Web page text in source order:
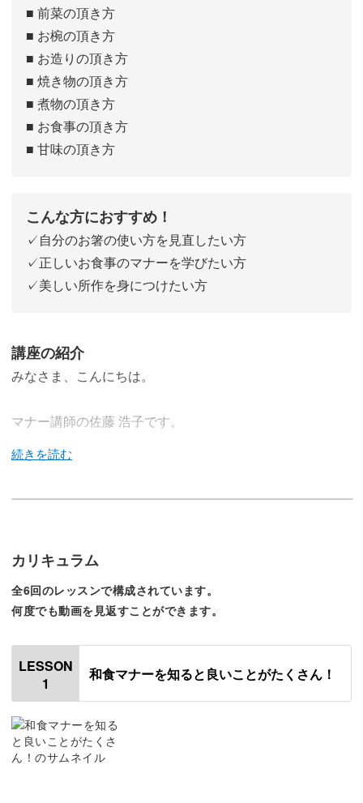
■ 前菜の頂き方
■ お椀の頂き方
■ お造りの頂き方
■ 焼き物の頂き方
■ 煮物の頂き方
■ お食事の頂き方
■ 甘味の頂き方
こんな方におすすめ！
✓自分のお箸の使い方を見直したい方
✓正しいお食事のマナーを学びたい方
✓美しい所作を身につけたい方
講座の紹介
みなさま、こんにちは。
マナー講師の佐藤 浩子です。
ース形式の日本料理のこと。
なかなか頂く機会のないお食事だからこそ、頂く際にはき
ちんとしたマナーを身につけておきたいですよね。
楽しく美味しく美しく、そして感謝してお食事を頂けるよ
カリキュラム
全6回のレッスンで構成されています。
何度でも動画を見返すことができます。
LESSON
1
和食マナーを知ると良いことがたくさん！